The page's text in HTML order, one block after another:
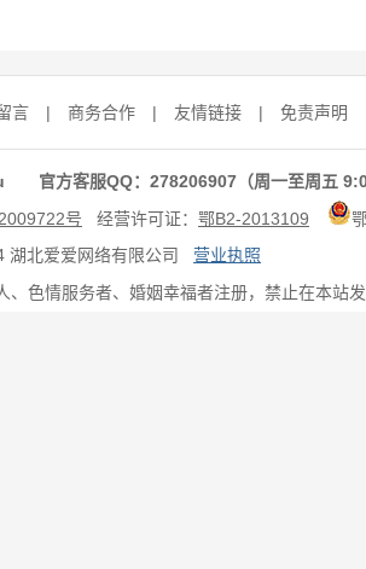
言 | 商务合作 | 友情链接 | 免责声明
官方客服QQ：278206907（周一至周五
号 经营许可证： 鄂B2-2013109
湖北爱爱网络有限公司 营业执照
、色情服务者、婚姻幸福者注册，禁止在本站